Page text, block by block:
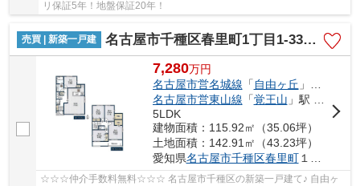
リ保証5年！地盤保証20年！
売買 | 新築一戸建 名古屋市千種区春里町1丁目1-33【仲介手数料無料】新築一戸建て
7,280万円
名古屋市営名城線 「 自由ヶ丘 」駅 徒歩11分
名古屋市営東山線 「覚王山 」駅 徒歩17分
5LDK
建物面積：115.92㎡（35.06坪）
土地面積：142.91㎡（43.23坪）
愛知県名古屋市千種区春里町１丁目1-33
☆☆☆仲介手数料無料☆☆☆ 名古屋市千種区の新築一戸建て♪ 自由ヶ